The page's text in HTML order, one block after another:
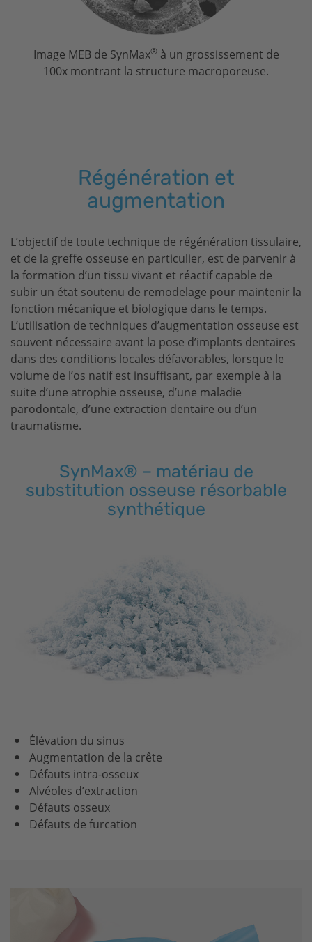
Image MEB de SynMax®à un grossissement de
100x montrant la structure macroporeuse.
Régénération et
augmentation
L’objectif de toute technique de régénération tissulaire,
et de la greffe osseuse en particulier, est de parvenir à
la formation d’un tissu vivant et réactif capable de
subir un état soutenu de remodelage pour maintenir la
fonction mécanique et biologique dans le temps.
L’utilisation de techniques d’augmentation osseuse est
souvent nécessaire avant la pose d’implants dentaires
dans des conditions locales défavorables, lorsque le
volume de l’os natif est insuffisant, par exemple à la
suite d’une atrophie osseuse, d’une maladie
parodontale, d’une extraction dentaire ou d’un
traumatisme.
SynMax® – matériau de
substitution osseuse résorbable
synthétique
Élévation du sinus
Augmentation de la crête
Défauts intra-osseux
Alvéoles d’extraction
Défauts osseux
Défauts de furcation